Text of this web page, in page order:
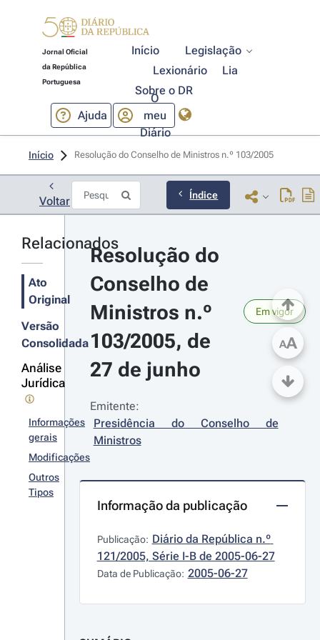
Jornal Oficial
da República
Portuguesa
Início
Legislação
Lexionário
Lia
Sobre o DR
Ajuda
O
meu
Diário
Início Resolução do Conselho de Ministros n.º 103/2005
Voltar Índice
Relacionados
Ato
Original
Versão
Consolidada
Análise
Jurídica
Informações
gerais
Modificações
Outros
Tipos
Resolução do
Conselho de
Ministros n.º
103/2005, de
27 de junho
Em vigor
Emitente:
Presidência do Conselho de
Ministros
Informação da publicação
Publicação: Diário da República n.º
121/2005, Série I-B de 2005-06-27
Data de Publicação: 2005-06-27
AA